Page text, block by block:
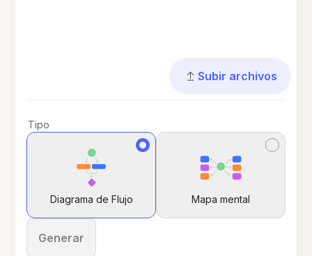
Subir archivos
Tipo
Diagrama de Flujo Mapa mental
Generar